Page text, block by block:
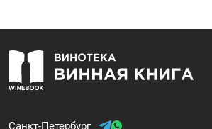
Санкт-Петербург